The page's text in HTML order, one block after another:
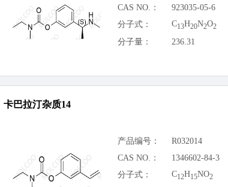
CAS NO.：
923035-05-6
分子式：
C13H20N2O2
分子量： 236.31
卡巴拉汀杂质14
产品编号：
R032014
CAS NO.：
1346602-84-3
分子式：
C12H15NO2